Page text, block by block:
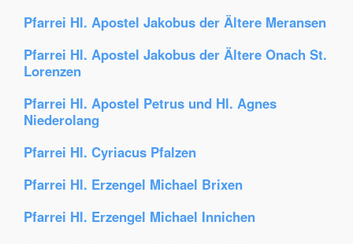
Pfarrei Hl. Apostel Jakobus der Ältere Meransen
Pfarrei Hl. Apostel Jakobus der Ältere Onach St.
Lorenzen
Pfarrei Hl. Apostel Petrus und Hl. Agnes
Niederolang
Pfarrei Hl. Cyriacus Pfalzen
Pfarrei Hl. Erzengel Michael Brixen
Pfarrei Hl. Erzengel Michael Innichen